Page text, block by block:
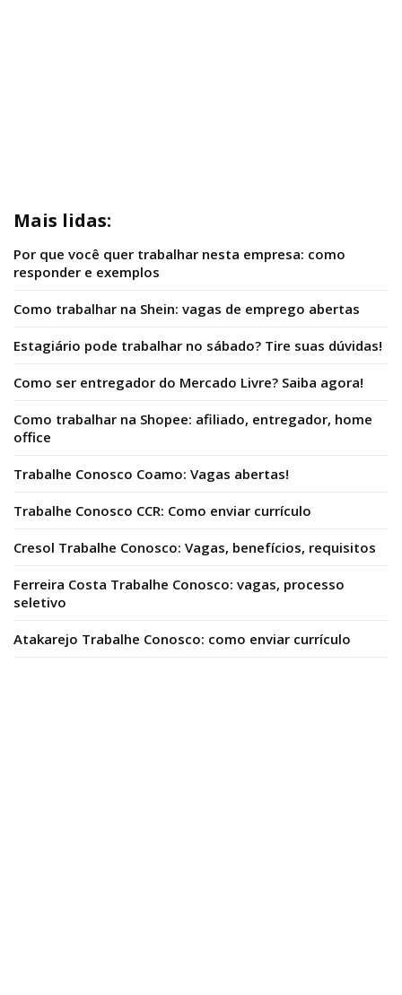
Mais lidas:
Por que você quer trabalhar nesta empresa: como
responder e exemplos
Como trabalhar na Shein: vagas de emprego abertas
Estagiário pode trabalhar no sábado? Tire suas dúvidas!
Como ser entregador do Mercado Livre? Saiba agora!
Como trabalhar na Shopee: afiliado, entregador, home
office
Trabalhe Conosco Coamo: Vagas abertas!
Trabalhe Conosco CCR: Como enviar currículo
Cresol Trabalhe Conosco: Vagas, benefícios, requisitos
Ferreira Costa Trabalhe Conosco: vagas, processo
seletivo
Atakarejo Trabalhe Conosco: como enviar currículo